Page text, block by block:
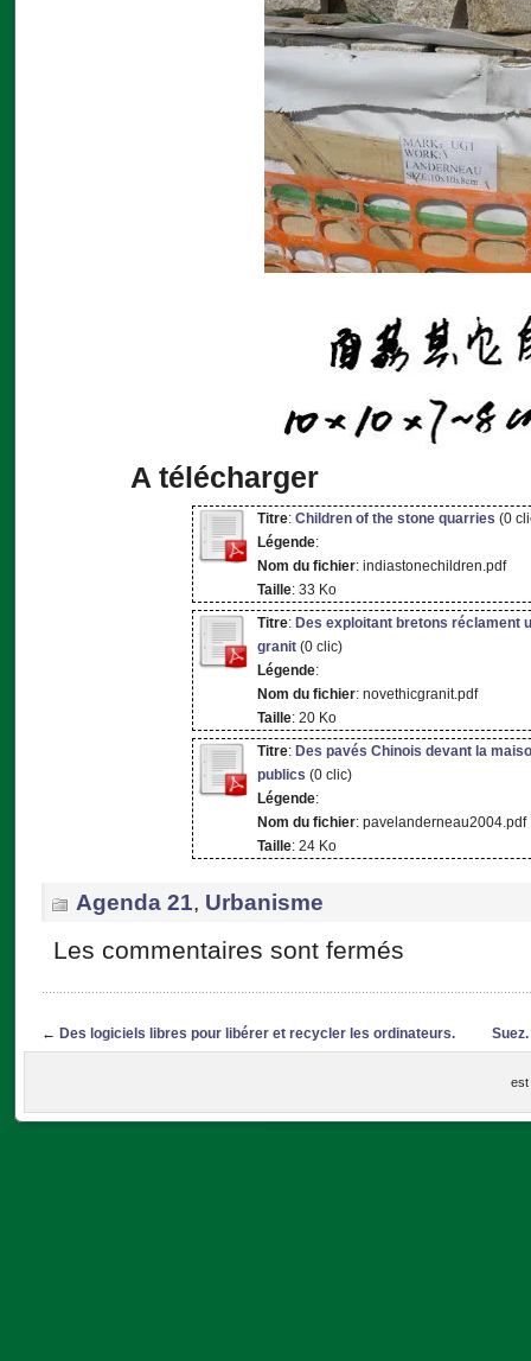
A télécharger
Titre:Children of the stone quarries (0
Légende:
Nom du fichier: indiastonechildren.pdf
Taille: 33 Ko
Titre: Des exploitant bretons réclament
granit (0 clic)
Légende:
Nom du fichier: novethicgranit.pdf
Taille: 20 Ko
Titre: Des pavés Chinois devant la
publics (0 clic)
Légende:
Nom du fichier: pavelanderneau2004.pdf
Taille: 24 Ko
Agenda 21, Urbanisme
Les commentaires sont fermés
← Des logiciels libres pour libérer et recycler les ordinateurs.